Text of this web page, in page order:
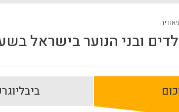
ובני הנוער בישראל